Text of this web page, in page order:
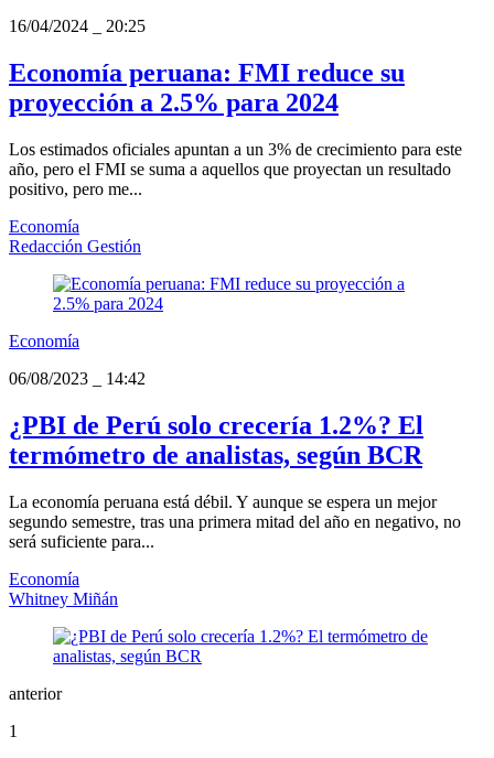
16/04/2024
20:25
Economía peruana: FMI reduce su
proyección a 2.5% para 2024
Los estimados oficiales apuntan a un 3% de crecimiento para este
año, pero el FMI se suma a aquellos que proyectan un resultado
positivo, pero me...
Economía
Redacción Gestión
Economía
06/08/2023
14:42
¿PBI de Perú solo crecería 1.2%? El
termómetro de analistas, según BCR
La economía peruana está débil. Y aunque se espera un mejor
segundo semestre, tras una primera mitad del año en negativo, no
será suficiente para...
Economía
Whitney Miñán
anterior
1